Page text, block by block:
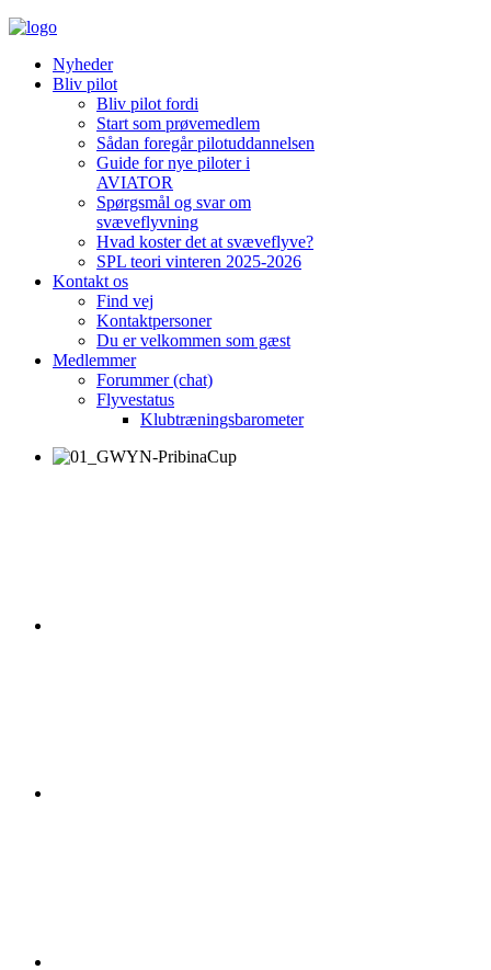
Nyheder
Bliv pilot
Bliv pilot fordi
Start som prøvemedlem
Sådan foregår pilotuddannelsen
Guide for nye piloter i
AVIATOR
Spørgsmål og svar om
svæveflyvning
Hvad koster det at svæveflyve?
SPL teori vinteren 2025-2026
Kontakt os
Find vej
Kontaktpersoner
Du er velkommen som gæst
Medlemmer
Forummer (chat)
Flyvestatus
Klubtræningsbarometer